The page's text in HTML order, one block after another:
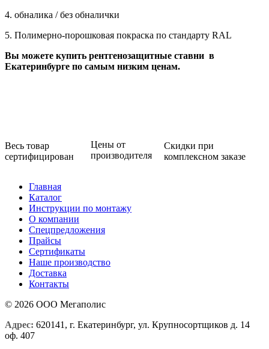
4. обналика / без обналички
5. Полимерно-порошковая покраска по стандарту RAL
Вы можете купить рентгенозащитные ставни в
Екатеринбурге по самым низким ценам.
Весь товар
сертифицирован
Цены от
производителя
Скидки при
комплексном заказе
Главная
Каталог
Инструкции по монтажу
О компании
Спецпредложения
Прайсы
Сертификаты
Наше производство
Доставка
Контакты
© 2026 ООО Мегаполис
Адрес: 620141, г. Екатеринбург, ул. Крупносортщиков д. 14
оф. 407